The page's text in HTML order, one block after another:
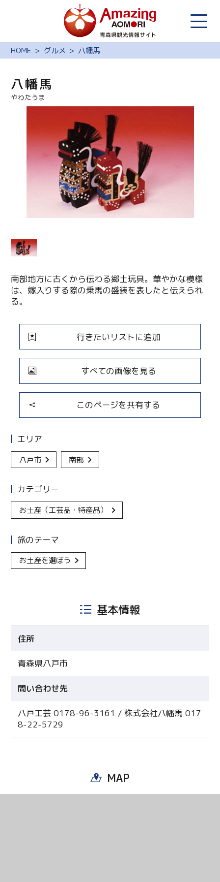
HOME グルメ 八幡馬
八幡馬
やわたうま
南部地方に古くから伝わる郷土玩具。華やかな模様
は、嫁入りする際の乗馬の盛装を表したと伝えられ
る。
行きたいリストに追加
すべての画像を見る
このページを共有する
エリア
八戸市 南部
カテゴリー
お土産（工芸品・特産品）
旅のテーマ
お土産を選ぼう
基本情報
住所
青森県八戸市
問い合わせ先
八戸工芸 0178-96-3161 / 株式会社八幡馬 017
8-22-5729
MAP